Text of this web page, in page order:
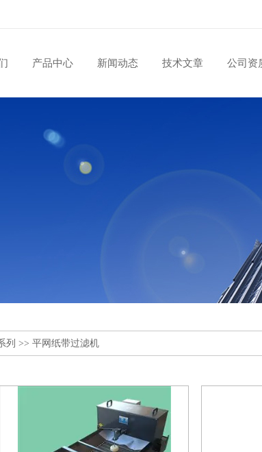
产品中心 新闻动态 技术文章 公司资
列 >> 平网纸带过滤机